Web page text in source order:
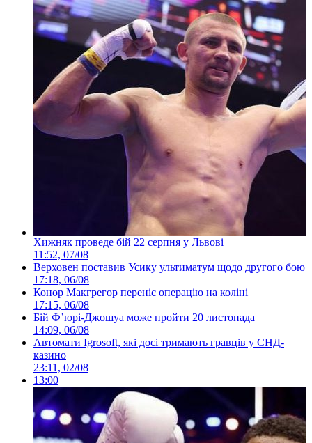
Хижняк проведе бій 22 серпня у Львові
11:52, 07/08
Верховен поставив Усику ультиматум щодо другого бою
17:18, 06/08
Конор Макгрегор переніс операцію на коліні
17:15, 06/08
Бій Ф’юрі-Джошуа може пройти 20 листопада
14:09, 06/08
Автомати Igrosoft, які досі тримають гравців у СНД-
казино
23:11, 02/08
13:00